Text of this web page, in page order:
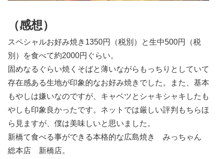
（感想）
スペシャルお好み焼き1350円（税別）と生中500円（税
別）を食べて約2000円ぐらい。
固めなるぐらい焼くそばと薄いながらもっちりとしていて
存在感ある生地が印象的なお好み焼きでした。また、基本
もやしは嫌いなのですが、キャベツとシャキシャキしたも
やしも印象良かったです。ネットでは厳しい評判もちらほ
ら見ますが、僕は美味しいと思いました。
新橋て食べる事ができる本格的な広島焼き みっちゃん
総本店 新橋店。